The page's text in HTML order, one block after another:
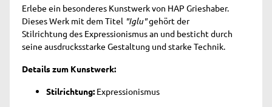
Erlebe ein besonderes Kunstwerk von HAP Grieshaber.
Dieses Werk mit dem Titel "Iglu"gehört der
Stilrichtung des Expressionismus an und besticht durch
seine ausdrucksstarke Gestaltung und starke Technik.
Details zum Kunstwerk:
Stilrichtung: Expressionismus